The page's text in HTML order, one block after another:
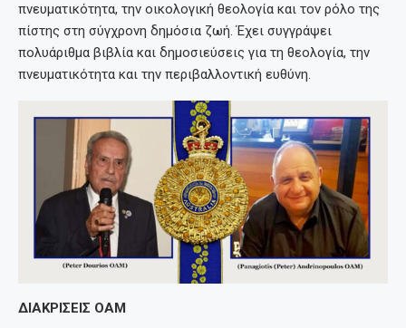
πνευματικότητα, την οικολογική θεολογία και τον ρόλο της
πίστης στη σύγχρονη δημόσια ζωή. Έχει συγγράψει
πολυάριθμα βιβλία και δημοσιεύσεις για τη θεολογία, την
πνευματικότητα και την περιβαλλοντική ευθύνη.
ΔΙΑΚΡΙΣΕΙΣ ΟΑΜ